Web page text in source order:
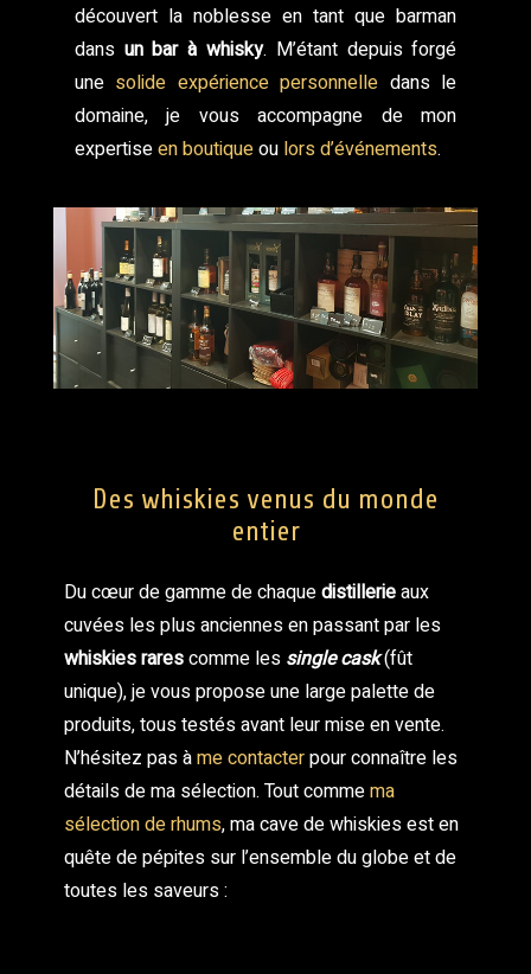
découvert la noblesse en tant que barman
dans un bar à whisky. M’étant depuis forgé
une solide expérience personnelle dans le
domaine, je vous accompagne de mon
expertiseen boutiqueou lors d’événements.
Des whiskies venus du monde
entier
Du cœur de gamme de chaquedistillerieaux
cuvées les plus anciennes en passant par les
whiskies rarescomme les single cask(fût
unique), je vous propose une large palette de
produits, tous testés avant leur mise en vente.
N’hésitez pas àme contacterpour connaître les
détails de ma sélection. Tout commema
sélection de rhums, ma cave de whiskies est en
quête de pépites sur l’ensemble du globe et de
toutes les saveurs :